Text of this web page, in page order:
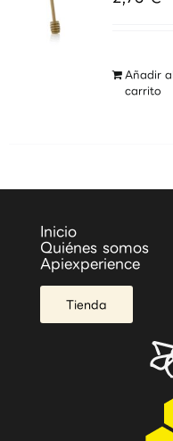
Añadir al
carrito
Inicio
Quiénes somos
Apiexperience
Tienda